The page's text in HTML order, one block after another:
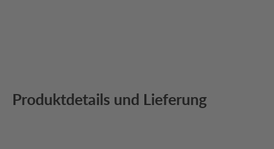
Produktdetails und Lieferung